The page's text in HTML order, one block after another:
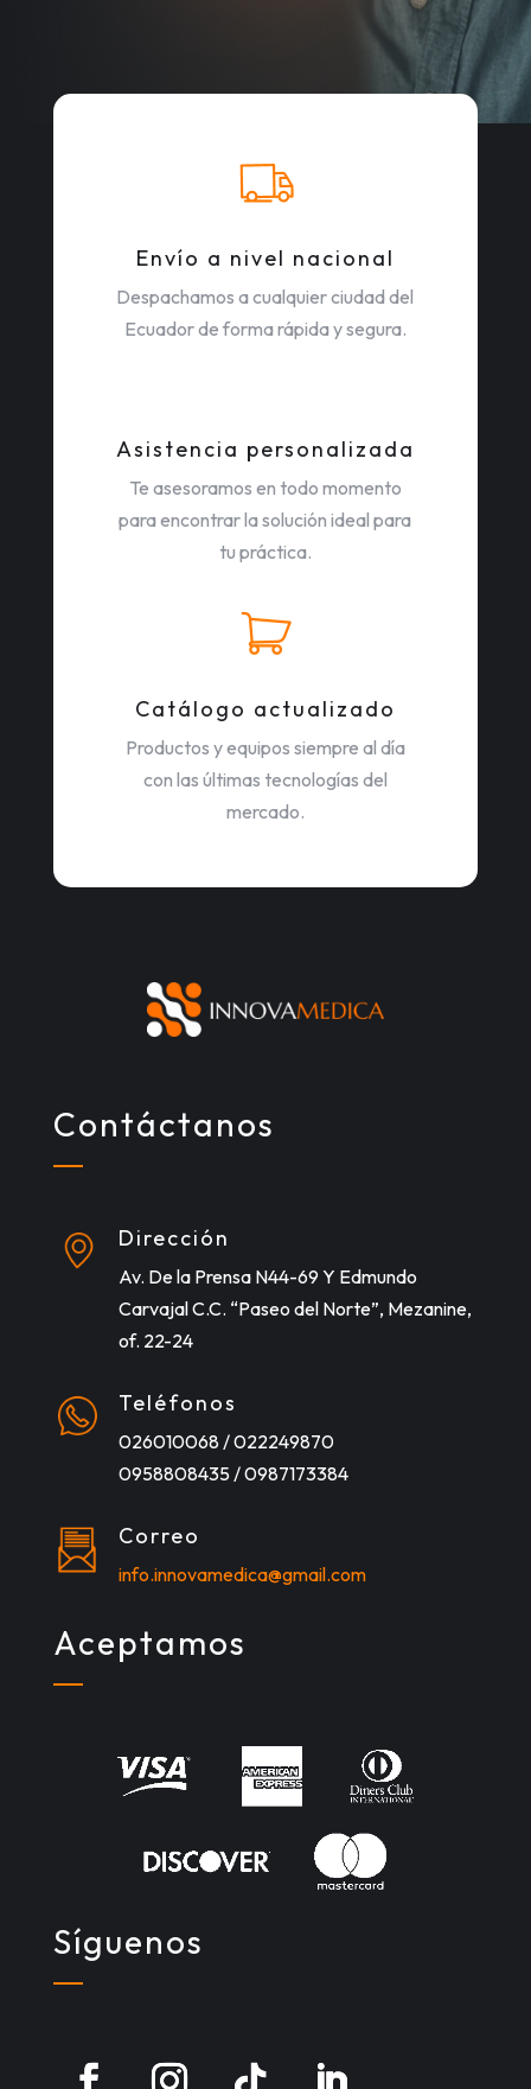
Envío a nivel nacional
Despachamos a cualquier ciudad del
Ecuador de forma rápida y segura.
Asistencia personalizada
Te asesoramos en todo momento
para encontrar la solución ideal para
tu práctica.
Catálogo actualizado
Productos y equipos siempre al día
con las últimas tecnologías del
mercado.
Contáctanos
Dirección
Av. De la Prensa N44-69 Y Edmundo
Carvajal C.C. “Paseo del Norte”, Mezanine,
of. 22-24
Teléfonos
026010068 / 022249870
0958808435 / 0987173384
Correo
info.innovamedica@gmail.com
Aceptamos
Síguenos